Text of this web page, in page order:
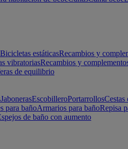
Bicicletas estáticasRecambios y
vibratoriasRecambios y
de equilibrio
JabonerasEscobilleroPortarrollosCestas
para bañoArmarios para bañoRepisa
de baño con aumento